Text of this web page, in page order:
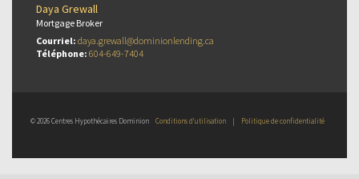
Daya Grewall
Mortgage Broker
Courriel: daya.grewall@dominionlending.ca
Téléphone: 604-649-7404
© 2026 Centres Hypothécaires Dominion Conditions d’utilisation | Politique de confidentialité